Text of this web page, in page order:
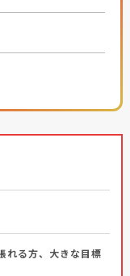
れる方、大きな目標